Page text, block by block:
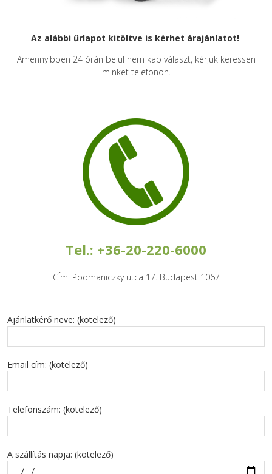
Az alábbi űrlapot kitöltve is kérhet árajánlatot!
Amennyibben 24 órán belül nem kap választ, kérjük keressen
minket telefonon.
Tel.: +36-20-220-6000
CÍm: Podmaniczky utca 17. Budapest 1067
Ajánlatkérő neve: (kötelező)
Email cím: (kötelező)
Telefonszám: (kötelező)
A szállítás napja: (kötelező)